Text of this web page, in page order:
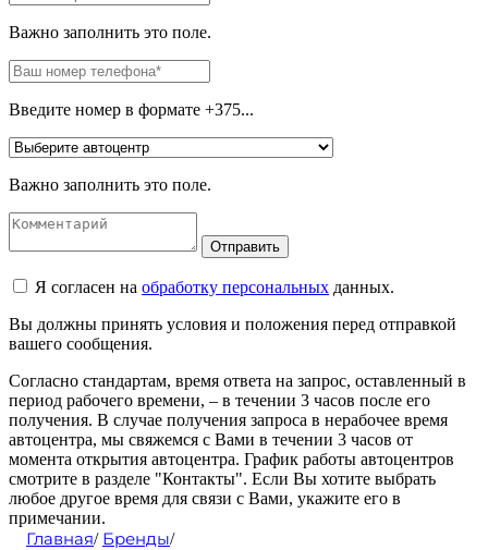
Важно заполнить это поле.
Введите номер в формате +375...
Важно заполнить это поле.
Отправить
Я согласен на обработку персональных данных.
Вы должны принять условия и положения перед отправкой
вашего сообщения.
Согласно стандартам, время ответа на запрос, оставленный в
период рабочего времени, – в течении 3 часов после его
получения. В случае получения запроса в нерабочее время
автоцентра, мы свяжемся с Вами в течении 3 часов от
момента открытия автоцентра. График работы автоцентров
смотрите в разделе "Контакты". Если Вы хотите выбрать
любое другое время для связи с Вами, укажите его в
примечании.
Главная/ Бренды/